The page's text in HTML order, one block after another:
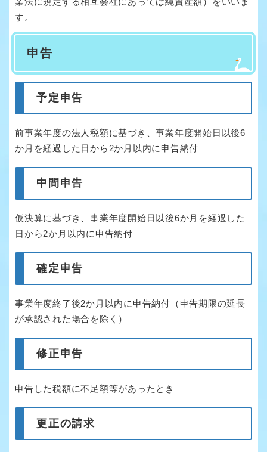
す。
申告
予定申告
前事業年度の法人税額に基づき、事業年度開始日以後6
か月を経過した日から2か月以内に申告納付
中間申告
仮決算に基づき、事業年度開始日以後6か月を経過した
日から2か月以内に申告納付
確定申告
事業年度終了後2か月以内に申告納付（申告期限の延長
が承認された場合を除く）
修正申告
申告した税額に不足額等があったとき
更正の請求